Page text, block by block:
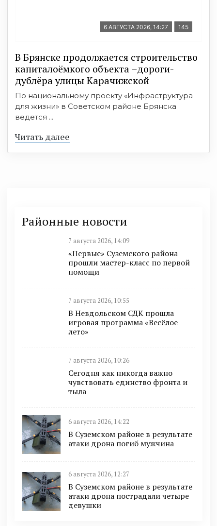
6 АВГУСТА 2026, 14:27 145
В Брянске продолжается строительство
капиталоёмкого объекта –дороги-
дублёра улицы Карачижской
По национальному проекту «Инфраструктура
для жизни» в Советском районе Брянска
ведется ...
Читать далее
Районные новости
7 августа 2026, 14:09
«Первые» Суземского района
прошли мастер-класс по первой
помощи
7 августа 2026, 10:55
В Невдольском СДК прошла
игровая программа «Весёлое
лето»
7 августа 2026, 10:26
Сегодня как никогда важно
чувствовать единство фронта и
тыла
6 августа 2026, 14:22
В Суземском районе в результате
атаки дрона погиб мужчина
6 августа 2026, 12:27
В Суземском районе в результате
атаки дрона пострадали четыре
девушки